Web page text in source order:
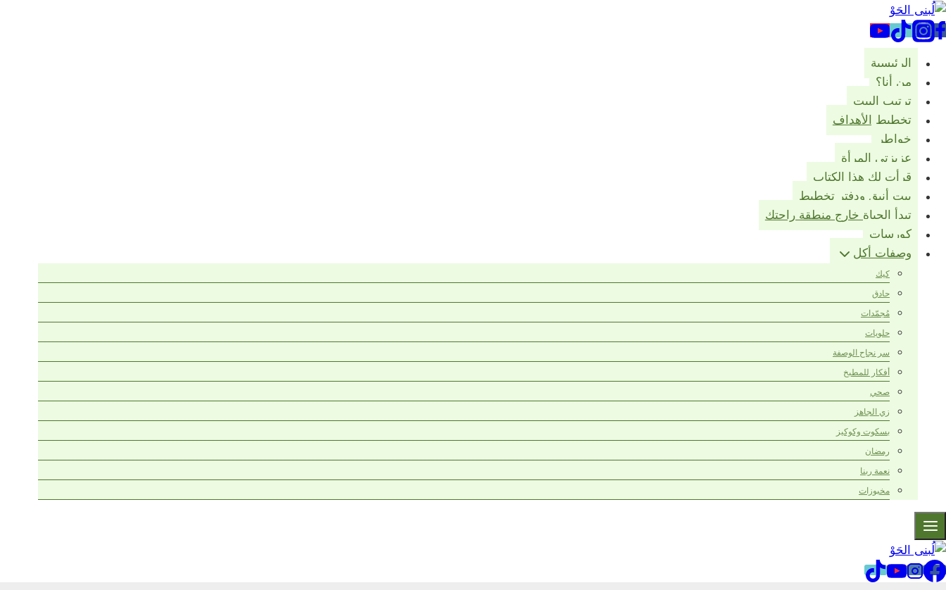
التجاوز
إلى
المحتوى
الرئيسية
من أنا؟
ترتيب البيت
تخطيط الأهداف
خواطر
عزيزتي المرأة
قرأت لك هذا الكتاب
بيت أنيق ودفتر تخطيط
تبدأ الحياة خارج منطقة راحتك
كورسات
وصفات أكل
كيك
حادق
مُجمّدات
حلويات
سر نجاح الوصفة
أفكار للمطبخ
صحي
زي الجاهز
بسكوت وكوكيز
رمضان
نعمة ربنا
مخبوزات